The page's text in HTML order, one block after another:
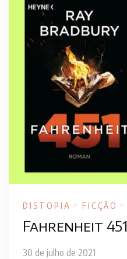
DISTOPIA FICÇÃO
Fahrenheit 451
30 de julho de 2021